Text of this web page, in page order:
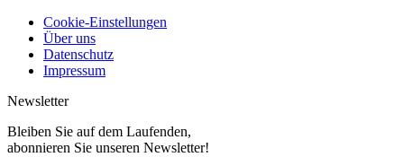
Cookie-Einstellungen
Über uns
Datenschutz
Impressum
Newsletter
Bleiben Sie auf dem Laufenden,
abonnieren Sie unseren Newsletter!